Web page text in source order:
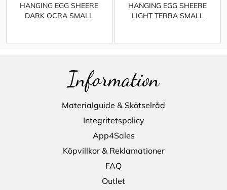
HANGING EGG SHEERE
DARK OCRA SMALL
HANGING EGG SHEERE
LIGHT TERRA SMALL
Information
Materialguide & Skötselråd
Integritetspolicy
App4Sales
Köpvillkor & Reklamationer
FAQ
Outlet